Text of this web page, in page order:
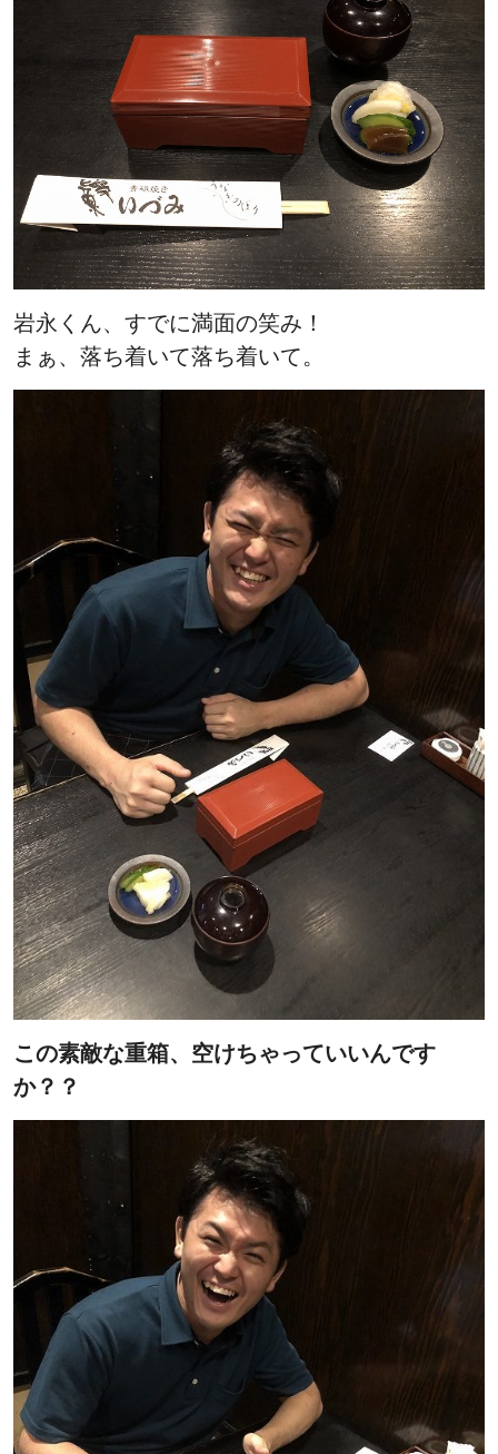
岩永くん、すでに満面の笑み！
まぁ、落ち着いて落ち着いて。
この素敵な重箱、空けちゃっていいんです
か？？